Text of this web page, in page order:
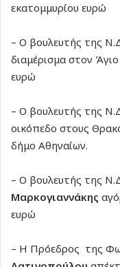
εκατομμυρίου ευρώ
– Ο βουλευτής της
διαμέρισμα στον
ευρώ
– Ο βουλευτής της
οικόπεδο στους
δήμο Αθηναίων.
– Ο βουλευτής της
Μαρκογιαννάκης
ευρώ
– Η Πρόεδρος της